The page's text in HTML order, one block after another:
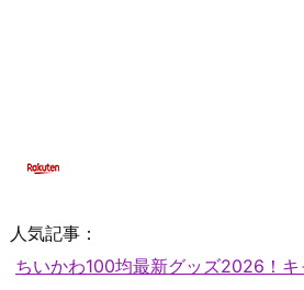
人気記事：
ちいかわ100均最新グッズ2026！